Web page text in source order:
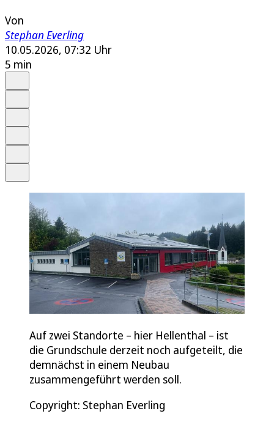
Von
Stephan Everling
10.05.2026, 07:32 Uhr
5 min
Auf zwei Standorte – hier Hellenthal – ist
die Grundschule derzeit noch aufgeteilt, die
demnächst in einem Neubau
zusammengeführt werden soll.
Copyright: Stephan Everling